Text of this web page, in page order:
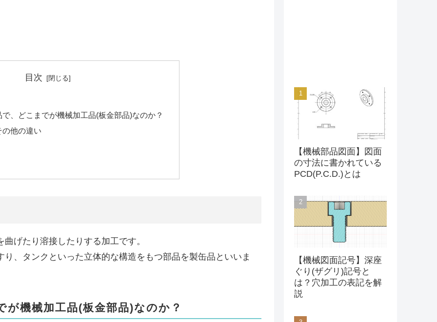
目次
、どこまでが機械加工品(板金部品)なのか？
他の違い
げたり溶接したりする加工です。
、タンクといった立体的な構造をもつ部品を製缶品といいま
機械加工品(板金部品)なのか？
【機械部品図面】図面
の寸法に書かれている
PCD(P.C.D.)とは
【機械図面記号】深座
ぐり(ザグリ)記号と
は？穴加工の表記を解
説